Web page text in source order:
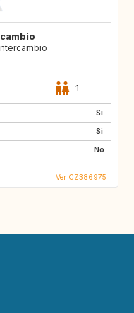
1
Si
Si
No
Ver CZ386975